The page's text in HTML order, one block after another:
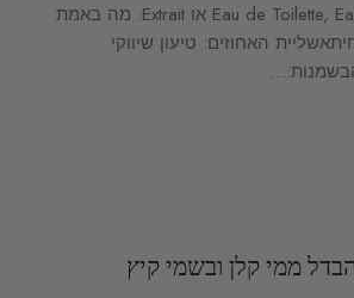
תוכן ענייניםEau de Toilette, Eau de Parfum או Extrait: מה באמת
האחוזים: טיעון שיווקי
ממי קלן ובשמי קיץ